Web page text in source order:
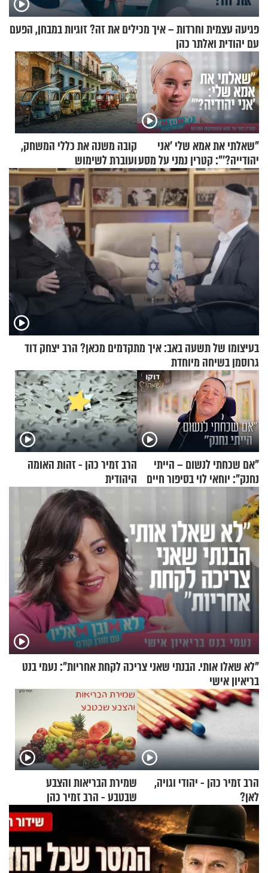
פגיעה עצמית וחרדות – איך מכילים את זה? זוגיות במבחן, הפעם
עם יהודית ואלתר כהן
"שאלתי את אמא שלי 'אני
יהודייה?'": קטרין נמני על מסע
ההתחזקות המרגש
קובה משנה את כללי המשחק,
ועוברת לשימוש
בתלת־אופנועים סולאריים
בעיצומו של תשעה באב: איך מתקדמים מכאן? הרב יצחק דוד
גרוסמן בשיחה מיוחדת
"אם שכחתי לנשום – הייתי
נחנק": יוחאי לוי בסיפור חיים
מעורר השראה
הרב זמיר כהן - זהות האומה
היהודית
"לא שאלו אותי. הבנתי שאני צריכה לקחת אחריות": נעמי בנט
בריאיון אישי
הרב זמיר כהן - יהודי וגויה,
לאן?
שמירת הבריאות והצבע
שבטבע - הרב זמיר כהן